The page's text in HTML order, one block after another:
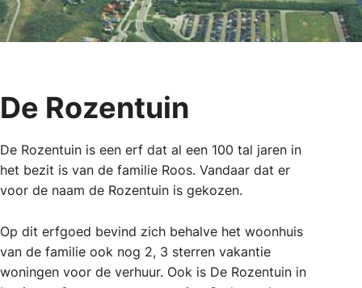
De Rozentuin
De Rozentuin is een erf dat al een 100 tal jaren in
het bezit is van de familie Roos. Vandaar dat er
voor de naam de Rozentuin is gekozen.
Op dit erfgoed bevind zich behalve het woonhuis
van de familie ook nog 2, 3 sterren vakantie
woningen voor de verhuur. Ook is De Rozentuin in